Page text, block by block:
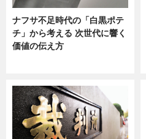
ナフサ不足時代の「白黒ポテ
チ」から考える 次世代に響く
価値の伝え方